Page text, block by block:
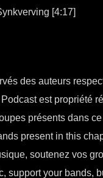
[4:17]
des auteurs
est propriété
présents dans
present in this
soutenez vos
support your bands,